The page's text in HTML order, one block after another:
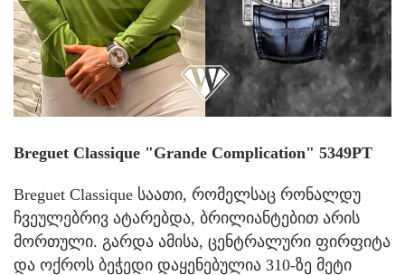
Breguet Classique "Grande Complication" 5349PT
Breguet Classique საათი, რომელსაც რონალდუ
ჩვეულებრივ ატარებდა, ბრილიანტებით არის
მორთული. გარდა ამისა, ცენტრალური ფირფიტა
და ოქროს ბეჭედი დაყენებულია 310-ზე მეტი